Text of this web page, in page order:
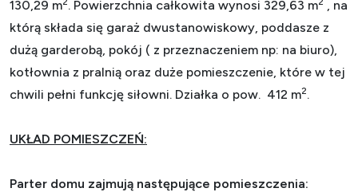
130,29 m . Powierzchnia całkowita wynosi 329,63 m
, na
którą składa się garaż dwustanowiskowy, poddasze z
dużą garderobą, pokój ( z przeznaczeniem np: na biuro),
kotłownia z pralnią oraz duże pomieszczenie, które w tej
chwili pełni funkcję siłowni. Działka o pow. 412 m2.
UKŁAD POMIESZCZEŃ:
Parter domu zajmują następujące pomieszczenia: